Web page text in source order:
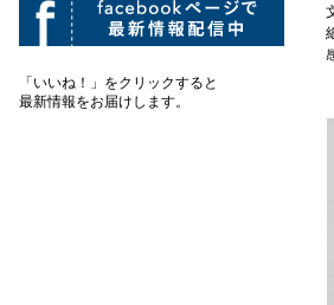
「いいね！」をクリックすると
最新情報をお届けします。